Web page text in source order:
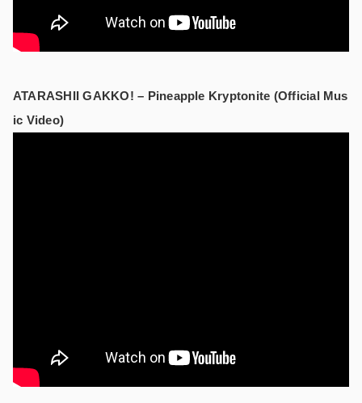
ATARASHII GAKKO! – Pineapple Kryptonite (Official Mus
ic Video)